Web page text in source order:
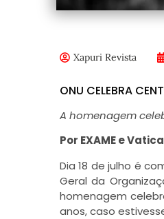
Xapuri Revista
ONU CELEBRA
A homenagem
Por EXAME e
Dia 18 de julho é
Geral da
homenagem
anos, caso